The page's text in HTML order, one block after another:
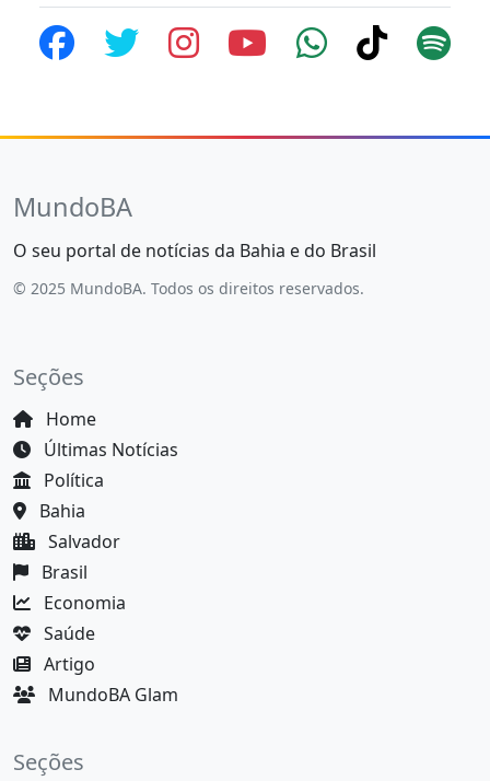
MundoBA
O seu portal de notícias da Bahia e do Brasil
© 2025 MundoBA. Todos os direitos reservados.
Seções
Home
Últimas Notícias
Política
Bahia
Salvador
Brasil
Economia
Saúde
Artigo
MundoBA Glam
Seções